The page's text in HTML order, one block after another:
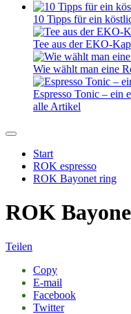
10 Tipps für ein
Tee aus der EKO-
Wie wählt man eine
Espresso Tonic – ein
alle Artikel
Start
ROK espresso
ROK Bayonet ring
ROK
Teilen
Copy
E-mail
Facebook
Twitter